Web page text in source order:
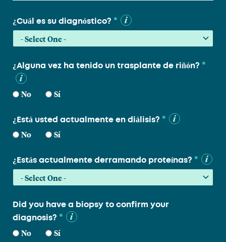
¿Cuál es su diagnóstico? *
¿Alguna vez ha tenido un trasplante de riñón? *
No Sí
¿Está usted actualmente en diálisis? *
No Sí
¿Estás actualmente derramando proteínas? *
Did you have a biopsy to confirm your
diagnosis? *
No Sí